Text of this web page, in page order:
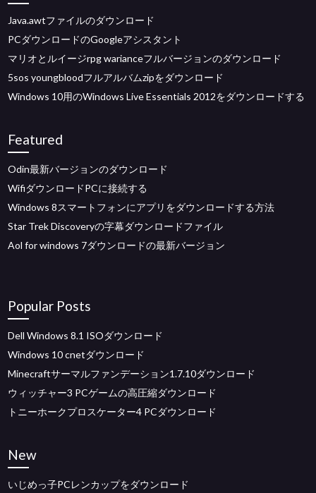
Java.awtファイルのダウンロード
PCダウンロードのGoogleアシスタント
マリオとルイージrpg warianceフルバージョンのダウンロード
5sos youngbloodフルアルバムzipをダウンロード
Windows 10用のWindows Live Essentials 2012をダウンロードする
Featured
Odin最新バージョンのダウンロード
WifiダウンロードPCに接続する
Windows 8スマートフォンにアプリをダウンロードする方法
Star Trek Discoveryの字幕ダウンロードファイル
Aol for windows 7ダウンロードの最新バージョン
Popular Posts
Dell Windows 8.1 ISOダウンロード
Windows 10 cnetダウンロード
Minecraftサーマルファンデーション1.7.10ダウンロード
ウィッチャー3 PCゲームの高圧縮ダウンロード
トニーホークプロスケーター4 PCダウンロード
New
いじめっ子PCレンカップをダウンロード